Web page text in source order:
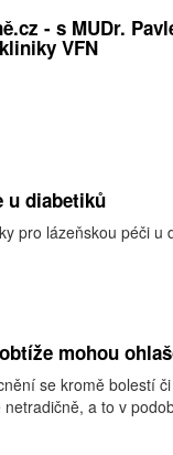
- s MUDr.
VFN
u diabetiků
pro lázeňskou péči u
mohou
se kromě bolestí
a to v